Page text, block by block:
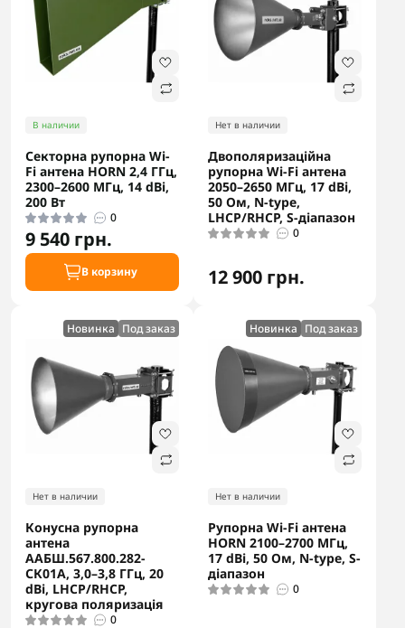
В наличии
Секторна рупорна Wi-
Fi антена HORN 2,4 ГГц,
2300–2600 МГц, 14 dBi,
200 Вт
0
9 540 грн.
В корзину
Нет в наличии
Двополяризаційна
рупорна Wi-Fi антена
2050–2650 МГц, 17 dBi,
50 Ом, N-type,
LHCP/RHCP, S-діапазон
0
12 900 грн.
Новинка Под заказ
Нет в наличии
Конусна рупорна
антена
ААБШ.567.800.282-
СК01А, 3,0–3,8 ГГц, 20
dBi, LHCP/RHCP,
кругова поляризація
0
Новинка Под заказ
Нет в наличии
Рупорна Wi-Fi антена
HORN 2100–2700 МГц,
17 dBi, 50 Ом, N-type, S-
діапазон
0